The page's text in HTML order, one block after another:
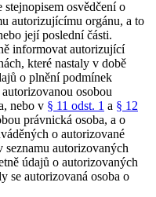
stejnopisem osvědčení o
autorizujícímu orgánu, a to
její poslední části.
informovat autorizující
které nastaly v době
o plnění podmínek
osobou
nebo v § 11 odst. 1 a § 12
právnická osoba, a o
o autorizované
autorizovaných
údajů o autorizovaných
se autorizovaná osoba o